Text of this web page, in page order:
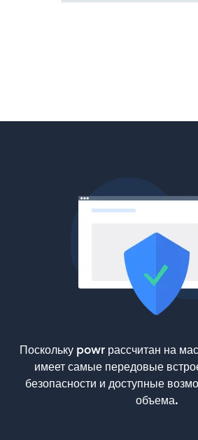
Поскольку powr рассчитан на
имеет самые передовые
безопасности и доступные
объема.